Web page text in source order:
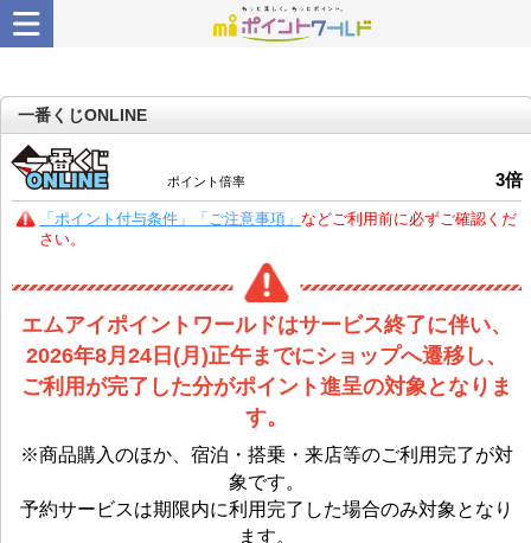
一番くじONLINE
ポイント倍率 3倍
「ポイント付与条件」「ご注意事項」 などご利用前に必ずご確認くだ
さい。
エムアイポイントワールドはサービス終了に伴い、
2026年8月24日(月)正午までにショップへ遷移し、
ご利用が完了した分がポイント進呈の対象となりま
す。
※商品購入のほか、宿泊・搭乗・来店等のご利用完了が対
象です。
予約サービスは期限内に利用完了した場合のみ対象となり
ます。